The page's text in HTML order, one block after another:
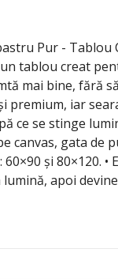
Pur - Tablou
tablou creat
mai bine, fără
premium, iar
ce se stinge
canvas, gata de
și 80×120. •
apoi